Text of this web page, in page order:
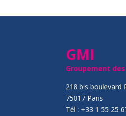
GMI
Groupement
218 bis boulevard
75017 Paris
Tél : +33 1 55 25